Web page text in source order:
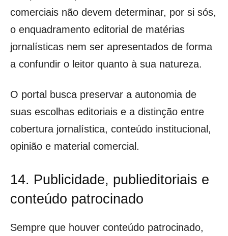
comerciais não devem determinar, por si sós,
o enquadramento editorial de matérias
jornalísticas nem ser apresentados de forma
a confundir o leitor quanto à sua natureza.
O portal busca preservar a autonomia de
suas escolhas editoriais e a distinção entre
cobertura jornalística, conteúdo institucional,
opinião e material comercial.
14. Publicidade, publieditoriais e
conteúdo patrocinado
Sempre que houver conteúdo patrocinado,